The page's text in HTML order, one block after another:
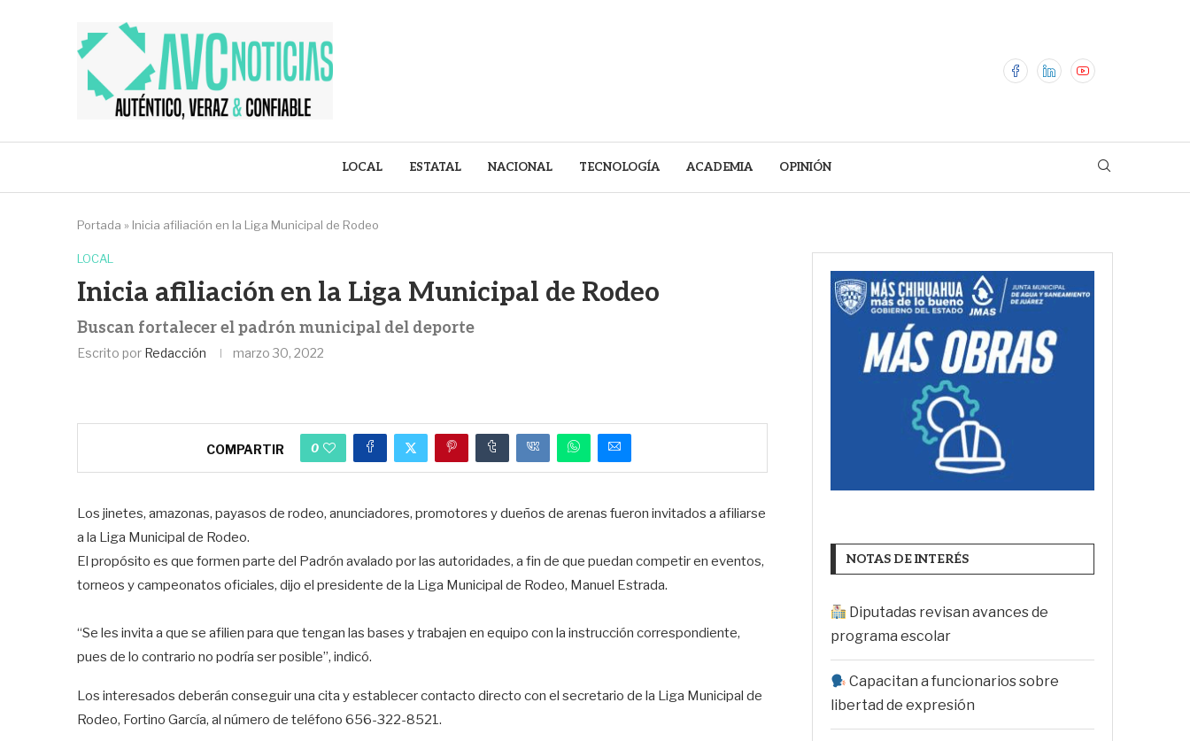
LOCAL ESTATAL NACIONAL TECNOLOGÍA ACADEMIA OPINIÓN
Portada » Inicia afiliación en la Liga Municipal de Rodeo
LOCAL
Inicia afiliación en la Liga Municipal de Rodeo
Buscan fortalecer el padrón municipal del deporte
Escrito por Redacción marzo 30, 2022
COMPARTIR 0
Los jinetes, amazonas, payasos de rodeo, anunciadores, promotores y dueños de arenas fueron invitados a afiliarse
a la Liga Municipal de Rodeo.
El propósito es que formen parte del Padrón avalado por las autoridades, a fin de que puedan competir en eventos,
torneos y campeonatos oficiales, dijo el presidente de la Liga Municipal de Rodeo, Manuel Estrada.
“Se les invita a que se afilien para que tengan las bases y trabajen en equipo con la instrucción correspondiente,
pues de lo contrario no podría ser posible”, indicó.
Los interesados deberán conseguir una cita y establecer contacto directo con el secretario de la Liga Municipal de
Rodeo, Fortino García, al número de teléfono 656-322-8521.
NOTAS DE INTERÉS
Diputadas revisan avances de
programa escolar
Capacitan a funcionarios sobre
libertad de expresión